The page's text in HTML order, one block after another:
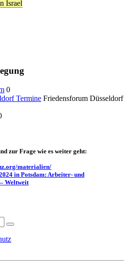
Israel
0
Termine Friedensforum Düsseldorf
zur Frage wie es weiter geht:
materialien/
in Potsdam: Arbeiter- und
Weltweit